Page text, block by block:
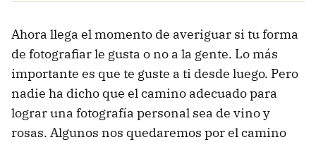
Ahora llega el momento de averiguar si tu forma
de fotografiar le gusta o no a la gente. Lo más
importante es que te guste a ti desde luego. Pero
nadie ha dicho que el camino adecuado para
lograr una fotografía personal sea de vino y
rosas. Algunos nos quedaremos por el camino